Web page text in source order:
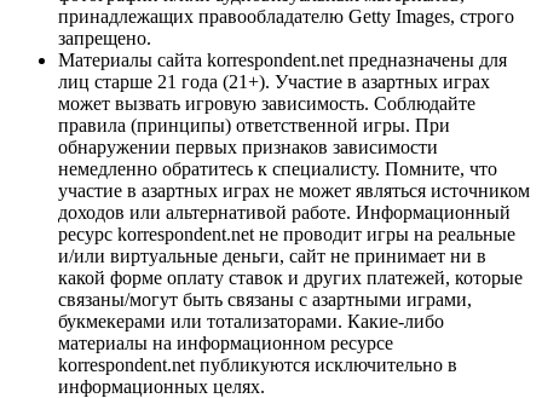
принадлежащих правообладателю Getty Images, строго
запрещено.
Материалы сайта korrespondent.net предназначены для
лиц старше 21 года (21+). Участие в азартных играх
может вызвать игровую зависимость. Соблюдайте
правила (принципы) ответственной игры. При
обнаружении первых признаков зависимости
немедленно обратитесь к специалисту. Помните, что
участие в азартных играх не может являться источником
доходов или альтернативой работе. Информационный
ресурс korrespondent.net не проводит игры на реальные
и/или виртуальные деньги, сайт не принимает ни в
какой форме оплату ставок и других платежей, которые
связаны/могут быть связаны с азартными играми,
букмекерами или тотализаторами. Какие-либо
материалы на информационном ресурсе
korrespondent.net публикуются исключительно в
информационных целях.